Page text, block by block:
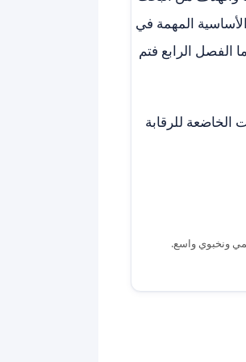
المهمة في
الفصل الرابع فتم
الخاضعة للرقابة
ونخبوي واسع.